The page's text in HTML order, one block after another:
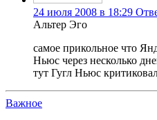
24 июля 2008 в 18:29
Альтер Эго
самое прикольное что
Ньюс через несколько
тут Гугл Ньюс
Важное